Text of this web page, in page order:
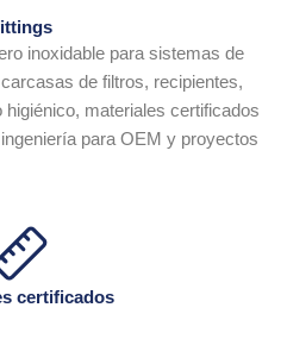
inoxidable para sistemas de
de filtros, recipientes,
materiales certificados
para OEM y proyectos
certificados